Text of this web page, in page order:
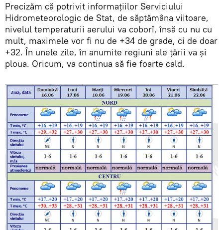
Precizăm că potrivit informațiilor Serviciului
Hidrometeorologic de Stat, de săptămâna viitoare,
nivelul temperaturii aerului va coborî, însă cu nu cu
mult, maximele vor fi nu de +34 de grade, ci de doar
+32. În unele zile, în anumite regiuni ale țării va și
ploua. Oricum, va continua să fie foarte cald.